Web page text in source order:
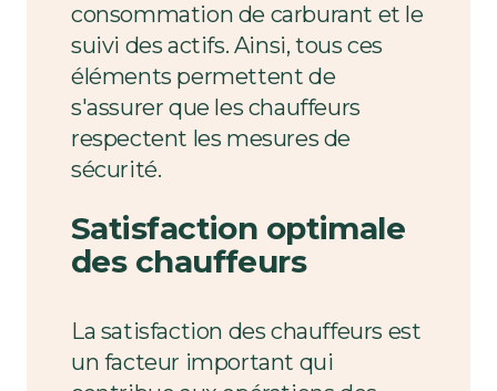
consommation de carburant et le
suivi des actifs. Ainsi, tous ces
éléments permettent de
s'assurer que les chauffeurs
respectent les mesures de
sécurité.
Satisfaction optimale
des chauffeurs
La satisfaction des chauffeurs est
un facteur important qui